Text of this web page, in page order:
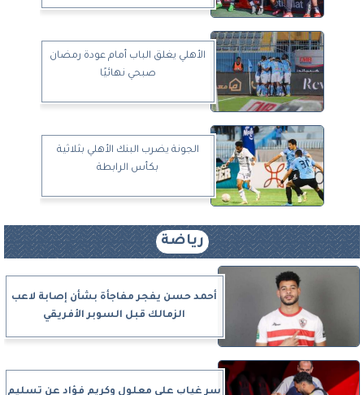
الأهلي يغلق الباب أمام عودة رمضان
صبحي نهائيًا
الجونة يضرب البنك الأهلي بثلاثية
بكأس الرابطة
رياضة
أحمد حسن يفجر مفاجأة بشأن إصابة لاعب
الزمالك قبل السوبر الأفريقي
سر غياب علي معلول وكريم فؤاد عن تسليم